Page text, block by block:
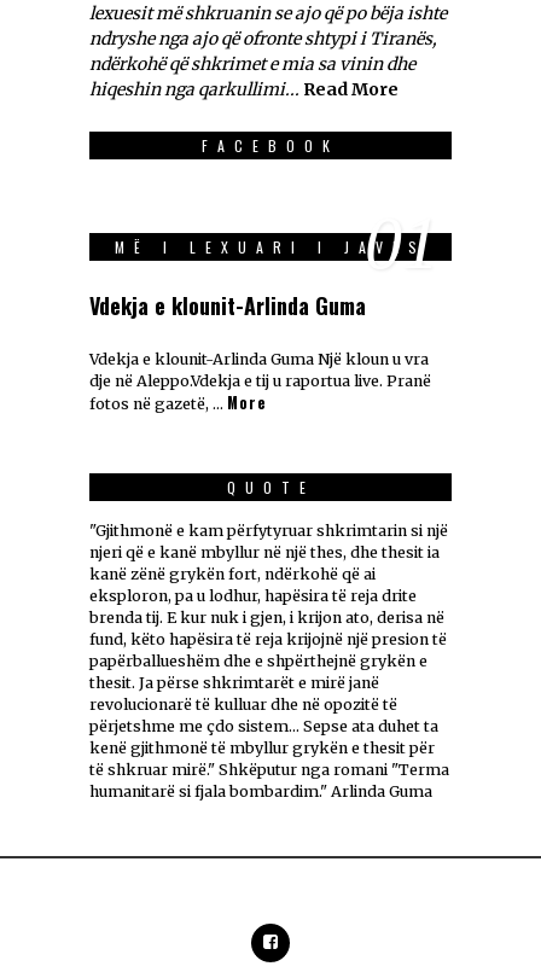
lexuesit më shkruanin se ajo që po bëja ishte
ndryshe nga ajo që ofronte shtypi i Tiranës,
ndërkohë që shkrimet e mia sa vinin dhe
hiqeshin nga qarkullimi... Read More
FACEBOOK
MË I LEXUARI I JAVES
01
Vdekja e klounit-Arlinda Guma
Vdekja e klounit-Arlinda Guma Një kloun u vra
dje në Aleppo.Vdekja e tij u raportua live. Pranë
fotos në gazetë, … More
QUOTE
"Gjithmonë e kam përfytyruar shkrimtarin si një
njeri që e kanë mbyllur në një thes, dhe thesit ia
kanë zënë grykën fort, ndërkohë që ai
eksploron, pa u lodhur, hapësira të reja drite
brenda tij. E kur nuk i gjen, i krijon ato, derisa në
fund, këto hapësira të reja krijojnë një presion të
papërballueshëm dhe e shpërthejnë grykën e
thesit. Ja përse shkrimtarët e mirë janë
revolucionarë të kulluar dhe në opozitë të
përjetshme me çdo sistem... Sepse ata duhet ta
kenë gjithmonë të mbyllur grykën e thesit për
të shkruar mirë." Shkëputur nga romani "Terma
humanitarë si fjala bombardim." Arlinda Guma